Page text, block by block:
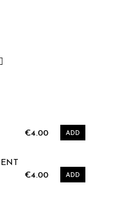
€4.00 ADD
€4.00 ADD